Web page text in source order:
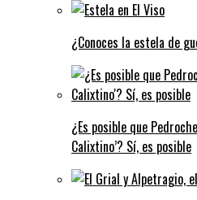
¿Conoces la estela de
¿Es posible que
Calixtino’? Sí, es posible